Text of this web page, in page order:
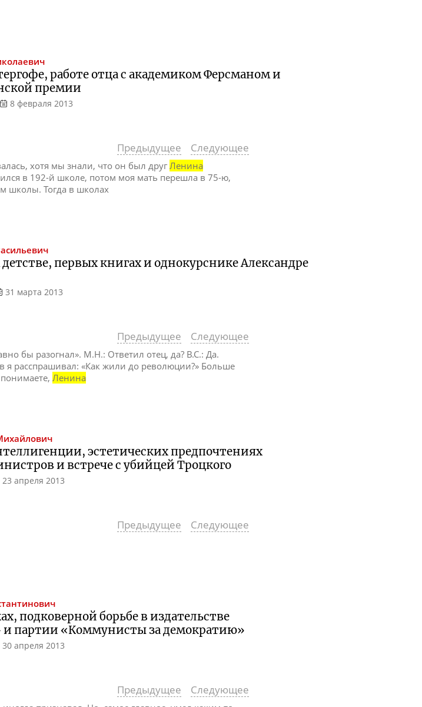
работе отца с академиком Ферсманом и
премии
8 февраля 2013
Предыдущее Следующее
хотя мы знали, что он был друг Ленина
в 192-й школе, потом моя мать перешла в 75-ю,
школы. Тогда в школах
первых книгах и однокурснике Александре
31 марта 2013
Предыдущее Следующее
бы разогнал». М.Н.: Ответил отец, да? В.С.: Да.
расспрашивал: «Как жили до революции?» Больше
Ленина
эстетических предпочтениях
и встрече с убийцей Троцкого
23 апреля 2013
Предыдущее Следующее
подковерной борьбе в издательстве
и партии «Коммунисты за демократию»
30 апреля 2013
Предыдущее Следующее